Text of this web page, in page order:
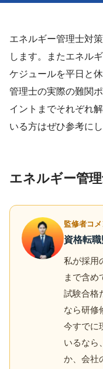
エネルギー管理士対
します。またエネル
ケジュールを平日と
管理士の実際の難関
イントまでそれぞれ
いる方はぜひ参考に
エネルギー管
監修者コメ
資格転
私が採用
まで含め
試験合格
なら研修
今すでに
いるなら
か、会社